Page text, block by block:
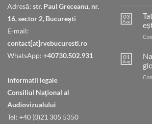
Adresă: str. Paul Greceanu, nr.
16, sector 2, București
E-mail:
contact[at]rvebucuresti.ro
WhatsApp: +40730.502.931
Informatii legale
Consiliul Naţional al
Audiovizualului
Tel: +40 (0)21 305 5350
03
Aug
01
Aug